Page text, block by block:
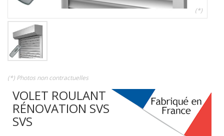
(*)
(*) Photos non contractuelles
VOLET ROULANT
RÉNOVATION SVS
SVS